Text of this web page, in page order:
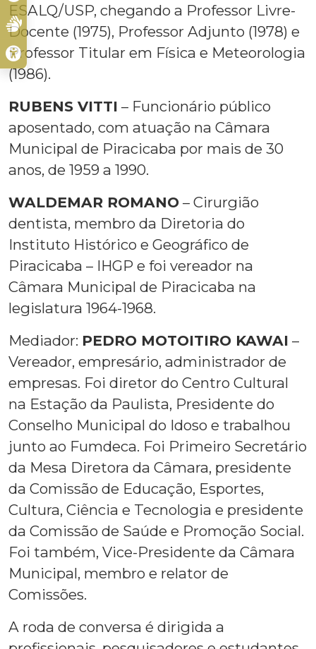
ESALQ/USP, chegando a Professor Livre-
Docente (1975), Professor Adjunto (1978) e
Professor Titular em Física e Meteorologia
(1986).
RUBENS VITTI – Funcionário público
aposentado, com atuação na Câmara
Municipal de Piracicaba por mais de 30
anos, de 1959 a 1990.
WALDEMAR ROMANO – Cirurgião
dentista, membro da Diretoria do
Instituto Histórico e Geográfico de
Piracicaba – IHGP e foi vereador na
Câmara Municipal de Piracicaba na
legislatura 1964-1968.
Mediador: PEDRO MOTOITIRO KAWAI –
Vereador, empresário, administrador de
empresas. Foi diretor do Centro Cultural
na Estação da Paulista, Presidente do
Conselho Municipal do Idoso e trabalhou
junto ao Fumdeca. Foi Primeiro Secretário
da Mesa Diretora da Câmara, presidente
da Comissão de Educação, Esportes,
Cultura, Ciência e Tecnologia e presidente
da Comissão de Saúde e Promoção Social.
Foi também, Vice-Presidente da Câmara
Municipal, membro e relator de
Comissões.
A roda de conversa é dirigida a